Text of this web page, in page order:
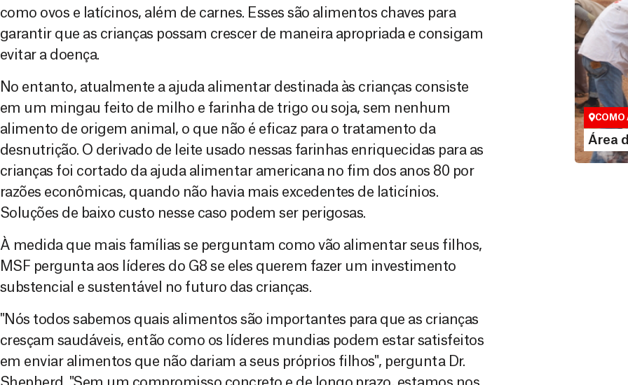
como ovos e latícinos, além de carnes. Esses são alimentos chaves para
garantir que as crianças possam crescer de maneira apropriada e consigam
evitar a doença.
No entanto, atualmente a ajuda alimentar destinada às crianças consiste
em um mingau feito de milho e farinha de trigo ou soja, sem nenhum
alimento de origem animal, o que não é eficaz para o tratamento da
desnutrição. O derivado de leite usado nessas farinhas enriquecidas para as
crianças foi cortado da ajuda alimentar americana no fim dos anos 80 por
razões econômicas, quando não havia mais excedentes de laticínios.
Soluções de baixo custo nesse caso podem ser perigosas.
À medida que mais famílias se perguntam como vão alimentar seus filhos,
MSF pergunta aos líderes do G8 se eles querem fazer um investimento
substencial e sustentável no futuro das crianças.
"Nós todos sabemos quais alimentos são importantes para que as crianças
cresçam saudáveis, então como os líderes mundias podem estar satisfeitos
em enviar alimentos que não dariam a seus próprios filhos", pergunta Dr.
Área
Espaço
COMO
Área